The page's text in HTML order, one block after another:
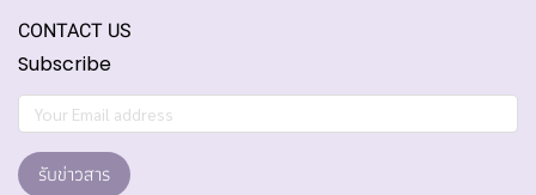
CONTACT US
Subscribe
รับข่าวสาร